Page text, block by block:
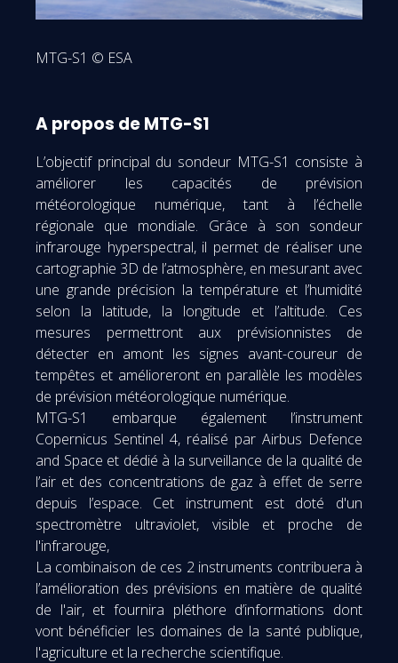
MTG-S1 © ESA
A propos de MTG-S1
L’objectif principal du sondeur MTG-S1 consiste à
améliorer les capacités de prévision
météorologique numérique, tant à l’échelle
régionale que mondiale. Grâce à son sondeur
infrarouge hyperspectral, il permet de réaliser une
cartographie 3D de l’atmosphère, en mesurant avec
une grande précision la température et l’humidité
selon la latitude, la longitude et l’altitude. Ces
mesures permettront aux prévisionnistes de
détecter en amont les signes avant-coureur de
tempêtes et amélioreront en parallèle les modèles
de prévision météorologique numérique.
MTG-S1 embarque également l’instrument
Copernicus Sentinel 4, réalisé par Airbus Defence
and Space et dédié à la surveillance de la qualité de
l’air et des concentrations de gaz à effet de serre
depuis l’espace. Cet instrument est doté d'un
spectromètre ultraviolet, visible et proche de
l'infrarouge,
La combinaison de ces 2 instruments contribuera à
l’amélioration des prévisions en matière de qualité
de l'air, et fournira pléthore d’informations dont
vont bénéficier les domaines de la santé publique,
l'agriculture et la recherche scientifique.